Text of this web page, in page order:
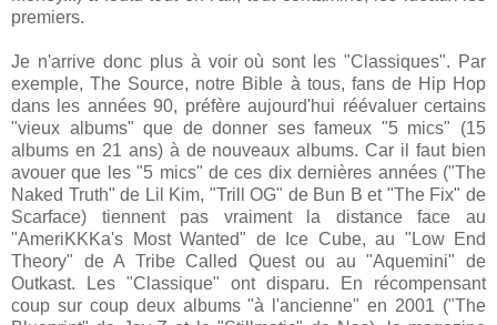
premiers.
Je n'arrive donc plus à voir où sont les "Classiques". Par
exemple, The Source, notre Bible à tous, fans de Hip Hop
dans les années 90, préfère aujourd'hui réévaluer certains
"vieux albums" que de donner ses fameux "5 mics" (15
albums en 21 ans) à de nouveaux albums. Car il faut bien
avouer que les "5 mics" de ces dix dernières années ("The
Naked Truth" de Lil Kim, "Trill OG" de Bun B et "The Fix" de
Scarface) tiennent pas vraiment la distance face au
"AmeriKKKa's Most Wanted" de Ice Cube, au "Low End
Theory" de A Tribe Called Quest ou au "Aquemini" de
Outkast. Les "Classique" ont disparu. En récompensant
coup sur coup deux albums "à l'ancienne" en 2001 ("The